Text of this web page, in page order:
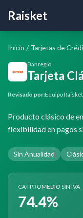
Raisket
Inicio / Tarjetas de
Banregio
Tarjeta
Revisado por:Equipo Raisket
Producto clásico de
flexibilidad en pagos
Sin Anualidad
CAT PROMEDIO SIN IVA
74.4%